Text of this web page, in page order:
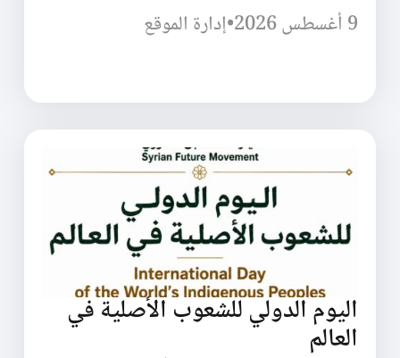
9 أغسطس 2026
•إدارة الموقع
اليوم الدولي للشعوب الأصلية في
العالم